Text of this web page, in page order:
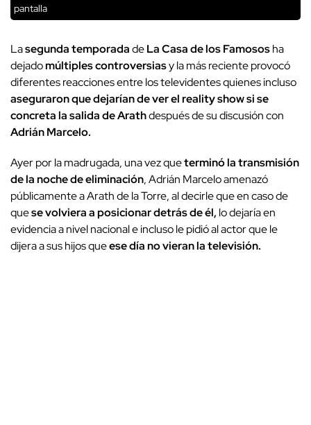
pantalla
Lasegunda temporadadeLa Casa de los Famososha
dejadomúltiples controversiasy la más reciente provocó
diferentes reacciones entre los televidentes quienes incluso
aseguraron que dejarían de ver el reality show si se
concreta la salida de Arathdespués de su discusión con
Adrián Marcelo.
Ayer por la madrugada, una vez queterminó la transmisión
de la noche de eliminación, Adrián Marcelo amenazó
públicamente a Arath de la Torre, al decirle que en caso de
quese volviera a posicionar detrás de él, lo dejaría en
evidencia a nivel nacional e incluso le pidió al actor que le
dijera a sus hijos queese día no vieran la televisión.